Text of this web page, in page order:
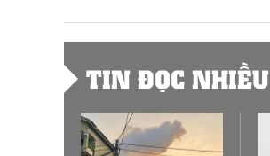
TIN ĐỌC NHIỀU